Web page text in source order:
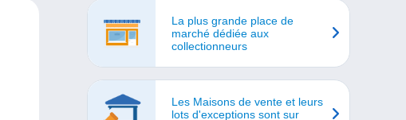
La plus grande place de
marché dédiée aux
collectionneurs
Les Maisons de vente et leurs
lots d'exceptions sont sur